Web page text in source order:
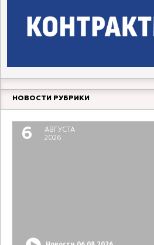
НОВОСТИ РУБРИКИ
6
АВГУСТА
2026